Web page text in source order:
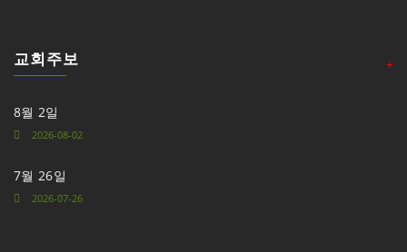
교회주보 +
8월 2일
2026-08-02
7월 26일
2026-07-26